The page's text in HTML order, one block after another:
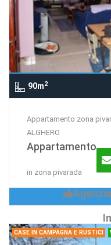
90m2
Appartamento zona
ALGHERO
Appartamento
in zona pivarada
CASE IN CAMPAGNA E RUSTICI